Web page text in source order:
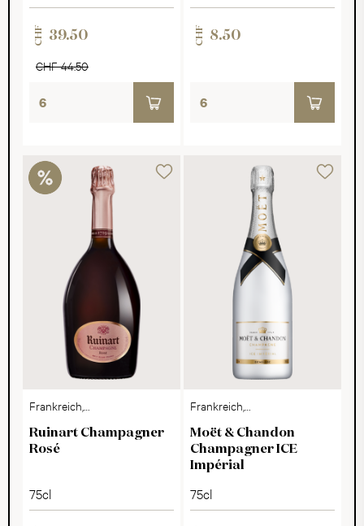
CHF 39.50
CHF 44.50
CHF 8.50
Frankreich,
Champagne
Ruinart Champagner
Rosé
75cl
Frankreich,
Champagne
Moët & Chandon
Champagner ICE
Impérial
75cl